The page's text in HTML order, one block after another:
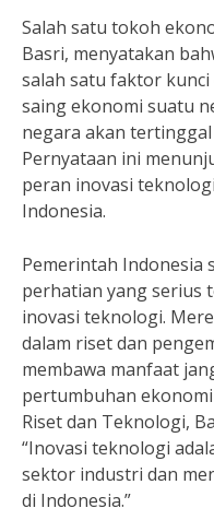
Salah satu tokoh
Basri, menyatakan
salah satu faktor
saing ekonomi suatu
negara akan
Pernyataan ini
peran inovasi
Indonesia.
Pemerintah Indonesia
perhatian yang serius
inovasi teknologi.
dalam riset dan
membawa manfaat
pertumbuhan
Riset dan Teknologi,
“Inovasi teknologi
sektor industri dan
di Indonesia.”